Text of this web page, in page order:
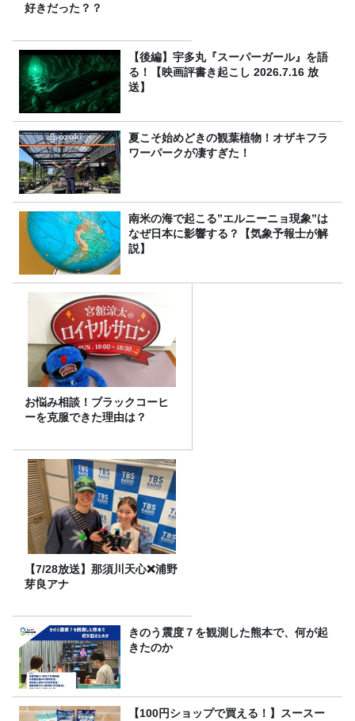
好きだった？？
【後編】宇多丸『スーパーガール』を語
る！【映画評書き起こし 2026.7.16 放
送】
夏こそ始めどきの観葉植物！オザキフラ
ワーパークが凄すぎた！
南米の海で起こる”エルニーニョ現象”は
なぜ日本に影響する？【気象予報士が解
説】
お悩み相談！ブラックコーヒ
ーを克服できた理由は？
【7/28放送】那須川天心❌浦野
芽良アナ
きのう震度７を観測した熊本で、何が起
きたのか
【100円ショップで買える！】スースー